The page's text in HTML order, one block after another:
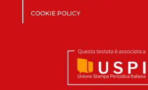
COOKIE POLICY